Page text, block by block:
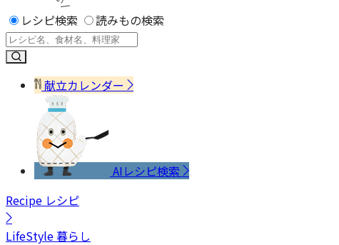
レシピ検索 読みもの検索
献立カレンダー
AIレシピ検索
Recipe レシピ
LifeStyle暮らし